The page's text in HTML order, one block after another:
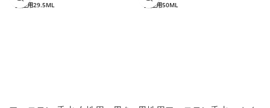
女性用29.5ML
男性用50ML